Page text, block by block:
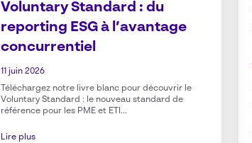
Voluntary Standard : du
reporting ESG à l’avantage
concurrentiel
11 juin 2026
Téléchargez notre livre blanc pour découvrir le
Voluntary Standard : le nouveau standard de
référence pour les PME et ETI...
Lire plus